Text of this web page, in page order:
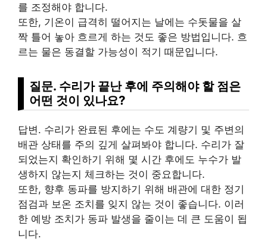
를 조정해야 합니다.
또한, 기온이 급격히 떨어지는 날에는 수돗물을 살
짝 틀어 놓아 흐르게 하는 것도 좋은 방법입니다. 흐
르는 물은 동결할 가능성이 적기 때문입니다.
질문. 수리가 끝난 후에 주의해야 할 점은
어떤 것이 있나요?
답변. 수리가 완료된 후에는 수도 계량기 및 주변의
배관 상태를 주의 깊게 살펴봐야 합니다. 수리가 잘
되었는지 확인하기 위해 몇 시간 후에도 누수가 발
생하지 않는지 체크하는 것이 중요합니다.
또한, 향후 동파를 방지하기 위해 배관에 대한 정기
점검과 보온 조치를 잊지 않는 것이 좋습니다. 이러
한 예방 조치가 동파 발생을 줄이는 데 큰 도움이 됩
니다.